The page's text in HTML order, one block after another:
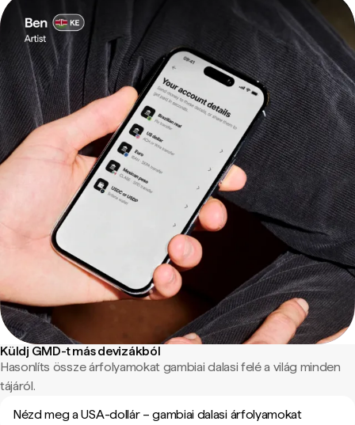
Küldj GMD-t más devizákból
Hasonlíts össze árfolyamokat gambiai dalasi felé a világ minden
tájáról.
Nézd meg a USA-dollár – gambiai dalasi árfolyamokat